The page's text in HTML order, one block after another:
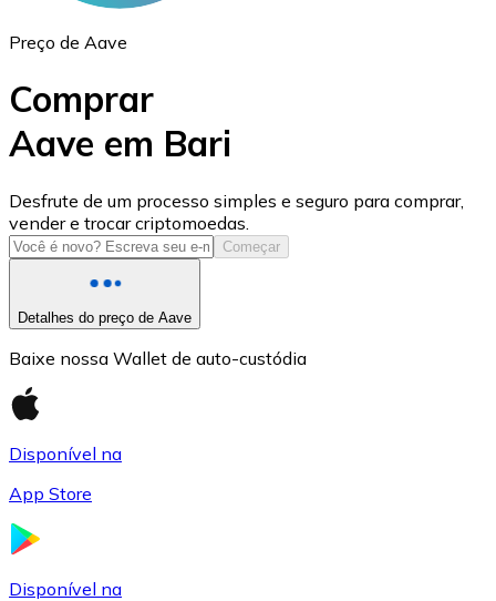
USD Coin
USDC
Preço de Aave
Comprar
Aave em Bari
Desfrute de um processo simples e seguro para comprar,
vender e trocar criptomoedas.
Começar
Detalhes do preço de Aave
Baixe nossa Wallet de auto-custódia
Disponível na
App Store
Disponível na